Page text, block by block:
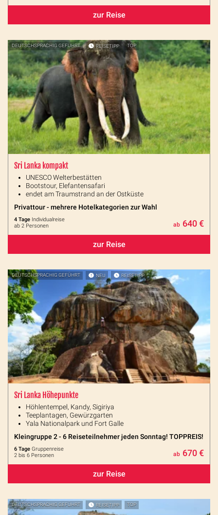
zur Reise
DEUTSCHSPRACHIG GEFÜHRT REISETIPP TOP
Sri Lanka kompakt
UNESCO Welterbestätten
Bootstour, Elefantensafari
endet am Traumstrand an der Ostküste
Privattour - mehrere Hotelkategorien zur Wahl
4 Tage Individualreise
ab 2 Personen
ab 640 €
zur Reise
DEUTSCHSPRACHIG GEFÜHRT NEU REISETIPP
Sri Lanka Höhepunkte
Höhlentempel, Kandy, Sigiriya
Teeplantagen, Gewürzgarten
Yala Nationalpark und Fort Galle
Kleingruppe 2 - 6 Reiseteilnehmer jeden Sonntag! TOPPREIS!
6 Tage Gruppenreise
2 bis 6 Personen
ab 670 €
zur Reise
DEUTSCHSPRACHIG GEFÜHRT REISETIPP TOP